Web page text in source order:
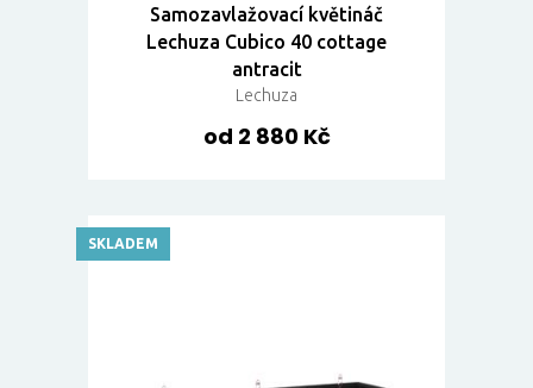
Samozavlažovací květináč
Lechuza Cubico 40 cottage
antracit
Lechuza
od 2 880 Kč
SKLADEM